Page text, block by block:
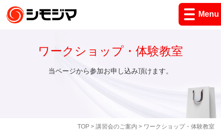
Menu
TOP> 講習会のご案内 > ワークショップ・体験教室
ワークショップ・体験教室
当ページから参加お申し込み頂けます。